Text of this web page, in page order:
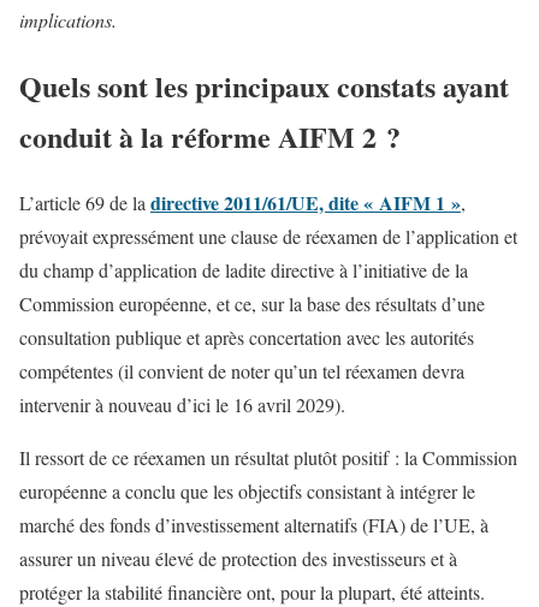
implications.
Quels sont les principaux constats ayant
conduit à la réforme AIFM 2 ?
L’article 69 de la directive 2011/61/UE, dite « AIFM 1 »,
prévoyait expressément une clause de réexamen de l’application et
du champ d’application de ladite directive à l’initiative de la
Commission européenne, et ce, sur la base des résultats d’une
consultation publique et après concertation avec les autorités
compétentes (il convient de noter qu’un tel réexamen devra
intervenir à nouveau d’ici le 16 avril 2029).
Il ressort de ce réexamen un résultat plutôt positif : la Commission
européenne a conclu que les objectifs consistant à intégrer le
marché des fonds d’investissement alternatifs (FIA) de l’UE, à
assurer un niveau élevé de protection des investisseurs et à
protéger la stabilité financière ont, pour la plupart, été atteints.